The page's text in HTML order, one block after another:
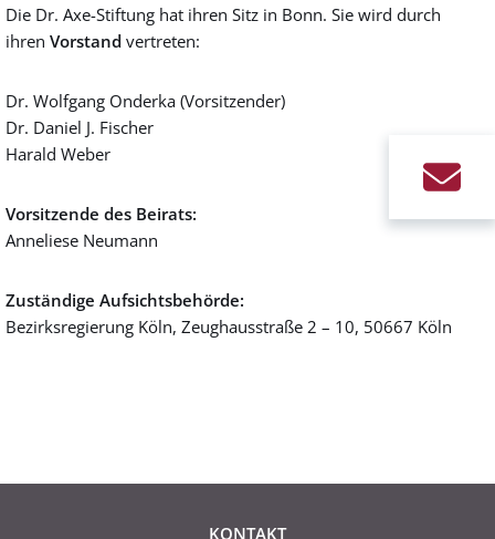
Die Dr. Axe-Stiftung hat ihren Sitz in Bonn. Sie wird durch
ihren Vorstand vertreten:
Dr. Wolfgang Onderka (Vorsitzender)
Dr. Daniel J. Fischer
Harald Weber
Vorsitzende des Beirats:
Anneliese Neumann
Zuständige Aufsichtsbehörde:
Bezirksregierung Köln, Zeughausstraße 2 – 10, 50667 Köln
KONTAKT